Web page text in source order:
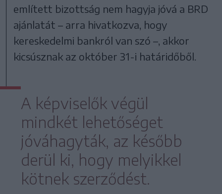
említett bizottság nem hagyja jóvá a BRD
ajánlatát – arra hivatkozva, hogy
kereskedelmi bankról van szó –, akkor
kicsúsznak az október 31-i határidőből.
A képviselők végül
mindkét lehetőséget
jóváhagyták, az később
derül ki, hogy melyikkel
kötnek szerződést.